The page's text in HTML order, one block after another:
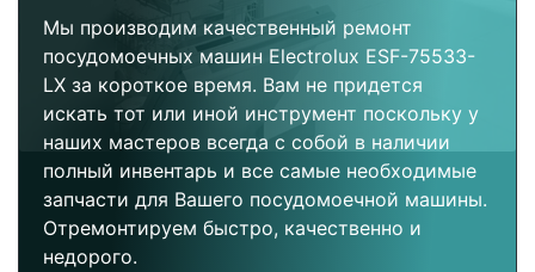
Мы производим качественный ремонт
посудомоечных машин Electrolux ESF-75533-
LX за короткое время. Вам не придется
искать тот или иной инструмент поскольку у
наших мастеров всегда с собой в наличии
полный инвентарь и все самые необходимые
запчасти для Вашего посудомоечной машины.
Отремонтируем быстро, качественно и
недорого.